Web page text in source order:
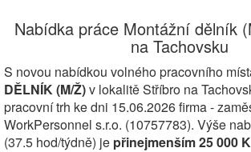
Nabídka práce Montážní dělník
na Tachovsku
S novou nabídkou volného pracovního
DĚLNÍK (M/Ž)v lokalitě Stříbro na
pracovní trh ke dni 15.06.2026 firma -
WorkPersonnel s.r.o. (10757783). Výše
(37.5 hod/týdně) je přinejmenším 25 000